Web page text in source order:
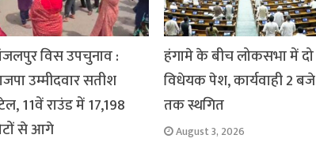
विस उपचुनाव :
उम्मीदवार सतीश
11वें राउंड में 17,198
से आगे
हंगामे के बीच लोकसभा में दो
विधेयक पेश, कार्यवाही 2 बजे
तक स्थगित
August 3, 2026